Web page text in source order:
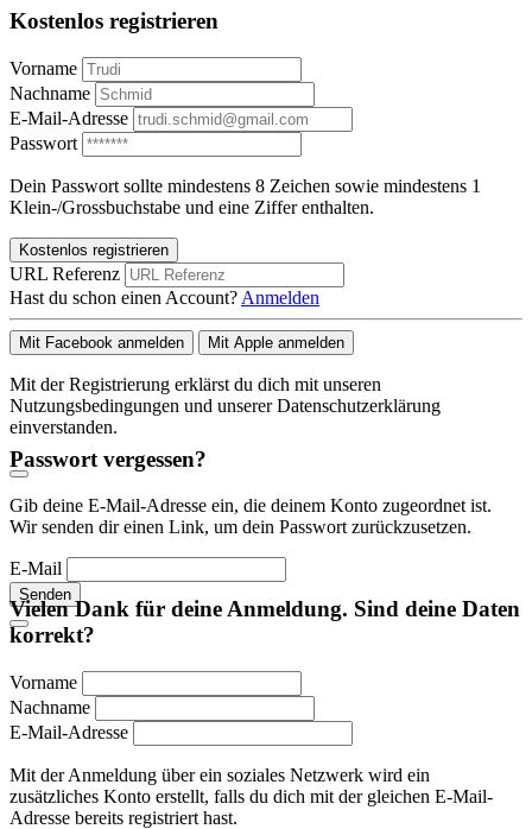
Kostenlos registrieren
Vorname
Nachname
E-Mail-Adresse
Passwort
Dein Passwort sollte mindestens 8 Zeichen sowie mindestens 1
Klein-/Grossbuchstabe und eine Ziffer enthalten.
Kostenlos registrieren
URL Referenz
Hast du schon einen Account? Anmelden
Mit Facebook anmelden Mit Apple anmelden
Mit der Registrierung erklärst du dich mit unseren
Nutzungsbedingungen und unserer Datenschutzerklärung
einverstanden.
Passwort vergessen?
Gib deine E-Mail-Adresse ein, die deinem Konto zugeordnet ist.
Wir senden dir einen Link, um dein Passwort zurückzusetzen.
E-Mail
Senden
Vielen Dank für deine Anmeldung. Sind deine Daten
korrekt?
Vorname
Nachname
E-Mail-Adresse
Mit der Anmeldung über ein soziales Netzwerk wird ein
zusätzliches Konto erstellt, falls du dich mit der gleichen E-Mail-
Adresse bereits registriert hast.